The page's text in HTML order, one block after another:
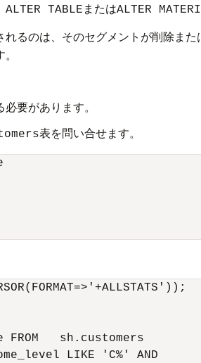
ALTER TABLE またはALTER
るのは、そのセグメントが削除また
要があります。
表を問い合せます。
sh.customers
LIKE 'C%' AND